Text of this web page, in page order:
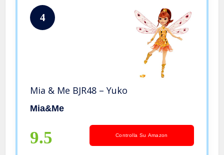
4
Mia & Me BJR48 – Yuko
Mia&Me
9.5 Controlla Su Amazon